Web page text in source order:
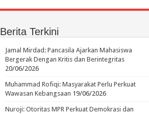
Berita Terkini
Jamal Mirdad: Pancasila Ajarkan Mahasiswa
Bergerak Dengan Kritis dan Berintegritas
20/06/2026
Muhammad Rofiqi: Masyarakat Perlu Perkuat
Wawasan Kebangsaan 19/06/2026
Nuroji: Otoritas MPR Perkuat Demokrasi dan